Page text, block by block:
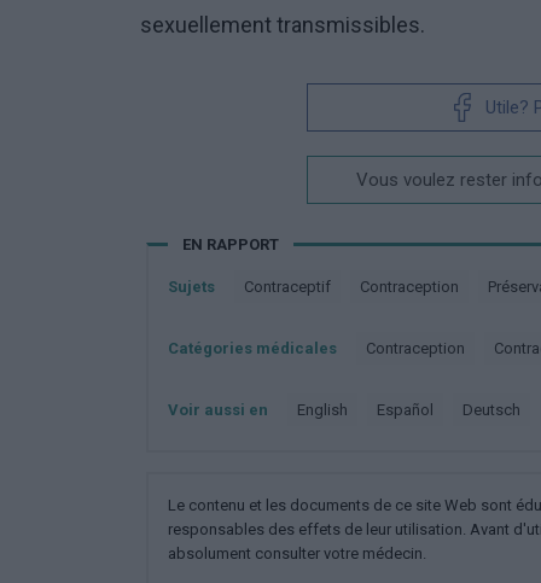
sexuellement transmissibles.
Utile?
Vous voulez rester
EN RAPPORT
Sujets Contraceptif Contraception
Catégories médicales Contraception
Voir aussi en english español deutsch
Le contenu et les documents de ce site Web sont
responsables des effets de leur utilisation. Avant
absolument consulter votre médecin.